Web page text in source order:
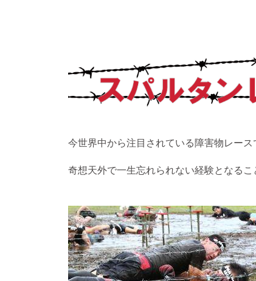
今世界中から注目されている障害物レース
奇想天外で一生忘れられない経験となるこ